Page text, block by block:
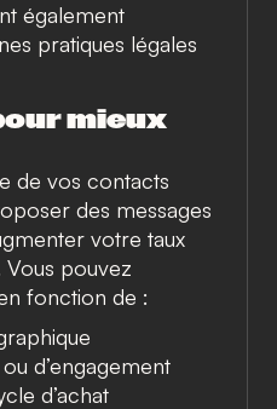
également
pratiques légales
mieux
de vos contacts
des messages
votre taux
Vous pouvez
fonction de :
ou d’engagement
d’achat